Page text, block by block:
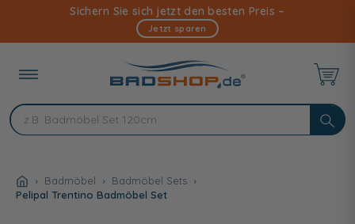
Inhalt
Sichern Sie sich jetzt den besten Preis –
Jetzt sparen
Badmöbel
Badmöbel Sets
Pelipal Trentino Badmöbel Set